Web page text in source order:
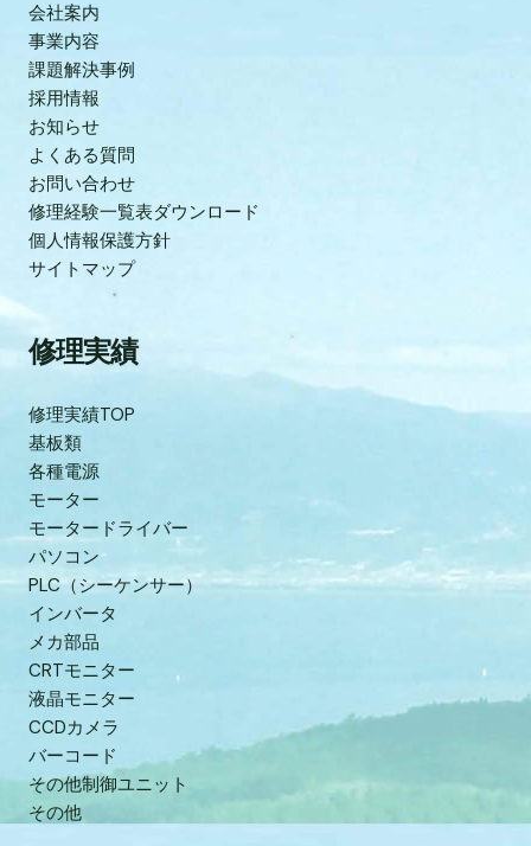
会社案内
事業内容
課題解決事例
採用情報
お知らせ
よくある質問
お問い合わせ
修理経験一覧表ダウンロード
個人情報保護方針
サイトマップ
修理実績
修理実績TOP
基板類
各種電源
モーター
モータードライバー
パソコン
PLC（シーケンサー）
インバータ
メカ部品
CRTモニター
液晶モニター
CCDカメラ
バーコード
その他制御ユニット
その他